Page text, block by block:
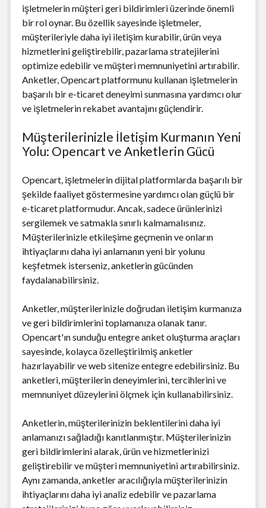
işletmelerin müşteri geri bildirimleri üzerinde önemli
bir rol oynar. Bu özellik sayesinde işletmeler,
müşterileriyle daha iyi iletişim kurabilir, ürün veya
hizmetlerini geliştirebilir, pazarlama stratejilerini
optimize edebilir ve müşteri memnuniyetini artırabilir.
Anketler, Opencart platformunu kullanan işletmelerin
başarılı bir e-ticaret deneyimi sunmasına yardımcı olur
ve işletmelerin rekabet avantajını güçlendirir.
Müşterilerinizle İletişim Kurmanın Yeni
Yolu: Opencart ve Anketlerin Gücü
Opencart, işletmelerin dijital platformlarda başarılı bir
şekilde faaliyet göstermesine yardımcı olan güçlü bir
e-ticaret platformudur. Ancak, sadece ürünlerinizi
sergilemek ve satmakla sınırlı kalmamalısınız.
Müşterilerinizle etkileşime geçmenin ve onların
ihtiyaçlarını daha iyi anlamanın yeni bir yolunu
keşfetmek isterseniz, anketlerin gücünden
faydalanabilirsiniz.
Anketler, müşterilerinizle doğrudan iletişim kurmanıza
ve geri bildirimlerini toplamanıza olanak tanır.
Opencart'ın sunduğu entegre anket oluşturma araçları
sayesinde, kolayca özelleştirilmiş anketler
hazırlayabilir ve web sitenize entegre edebilirsiniz. Bu
anketleri, müşterilerin deneyimlerini, tercihlerini ve
memnuniyet düzeylerini ölçmek için kullanabilirsiniz.
Anketlerin, müşterilerinizin beklentilerini daha iyi
anlamanızı sağladığı kanıtlanmıştır. Müşterilerinizin
geri bildirimlerini alarak, ürün ve hizmetlerinizi
geliştirebilir ve müşteri memnuniyetini artırabilirsiniz.
Aynı zamanda, anketler aracılığıyla müşterilerinizin
ihtiyaçlarını daha iyi analiz edebilir ve pazarlama